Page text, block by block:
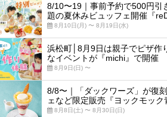
8/10〜19｜事前予約で500円引
題の夏休みビュッフェ開催『
8月10日(月) 〜 8月19日(水)
浜松町│8月9日は親子でピザ
なイベントが『michi』で開催
8月9日(日) 〜
8/8〜｜「ダックワーズ」が復
ェなど限定販売『ヨックモック
8月8日(土) 〜 8月30日(日)